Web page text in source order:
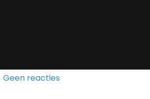
Geen reacties